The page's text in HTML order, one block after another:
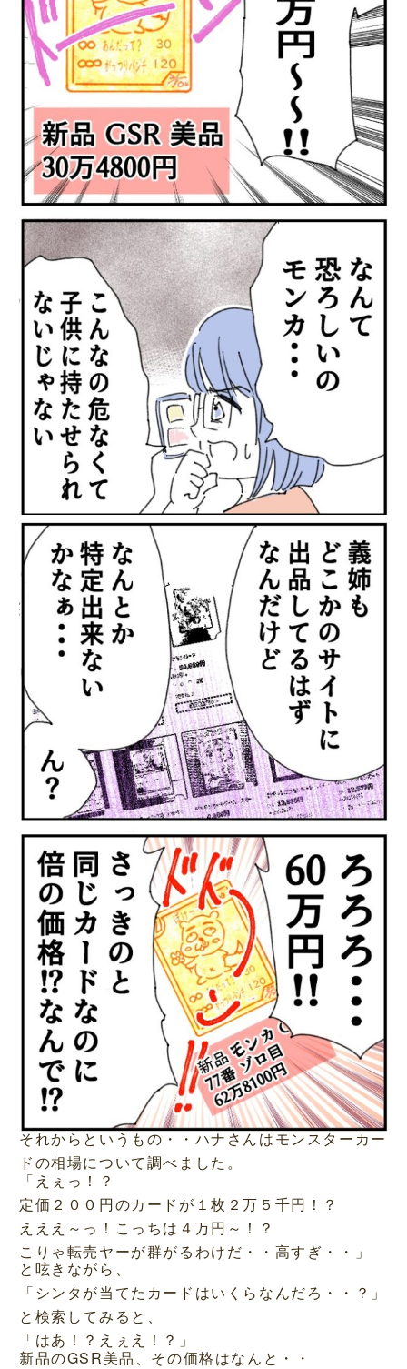
それからというもの・・ハナさんはモンスターカー
ドの相場について調べました。
「えぇっ！？
定価２００円のカードが１枚２万５千円！？
えええ～っ！こっちは４万円～！？
こりゃ転売ヤーが群がるわけだ・・高すぎ・・」
と呟きながら、
「シンタが当てたカードはいくらなんだろ・・？」
と検索してみると、
「はあ！？えぇえ！？」
新品のGSR美品、その価格はなんと・・